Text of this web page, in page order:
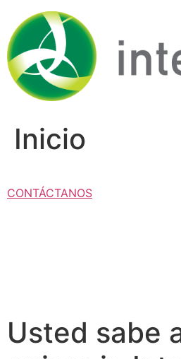
contenido
Inicio
CONTÁCTANOS
Usted sabe